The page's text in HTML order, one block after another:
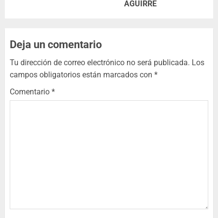
AGUIRRE
Deja un comentario
Tu dirección de correo electrónico no será publicada. Los
campos obligatorios están marcados con *
Comentario *